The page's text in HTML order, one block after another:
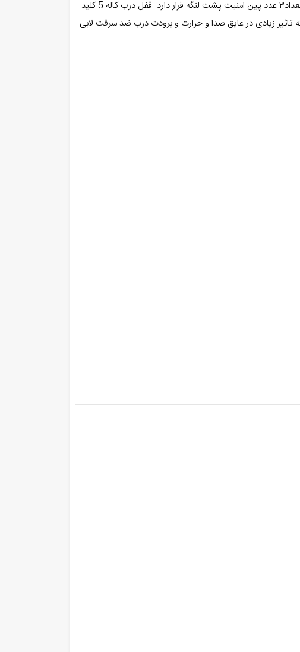
عدد پروفیل لچکی در زاویه درب ضد سرقت جهت استحکام لنگه بکار رفته است. .لنگه دارای لبه ضد کارت و ضد دیلم بوده و تعداد۳ عدد پین امنیت پشت لنگه قرار دارد‌. قفل درب کاله 5 کلید
تاثیر زیادی در عایق صدا و حرارت و برودت درب ضد سرقت لابی